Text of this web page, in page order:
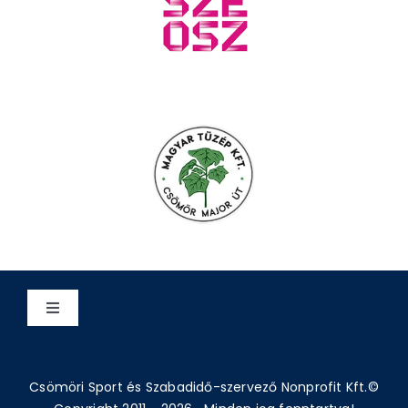
Toggle
Csömöri Sport és Szabadidő-szervező Nonprofit Kft.©